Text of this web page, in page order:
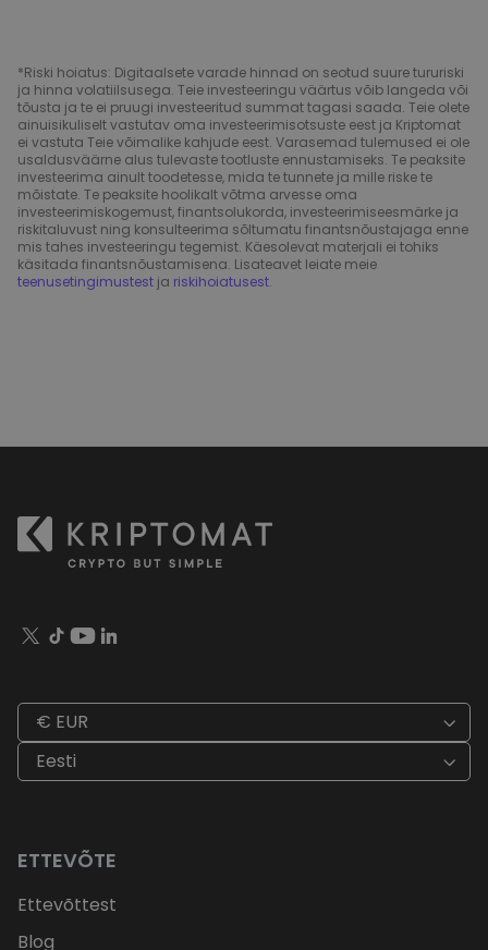
*Riski hoiatus: Digitaalsete varade hinnad on seotud suure tururiski
ja hinna volatiilsusega. Teie investeeringu väärtus võib langeda või
tõusta ja te ei pruugi investeeritud summat tagasi saada. Teie olete
ainuisikuliselt vastutav oma investeerimisotsuste eest ja Kriptomat
ei vastuta Teie võimalike kahjude eest. Varasemad tulemused ei ole
usaldusväärne alus tulevaste tootluste ennustamiseks. Te peaksite
investeerima ainult toodetesse, mida te tunnete ja mille riske te
mõistate. Te peaksite hoolikalt võtma arvesse oma
investeerimiskogemust, finantsolukorda, investeerimiseesmärke ja
riskitaluvust ning konsulteerima sõltumatu finantsnõustajaga enne
mis tahes investeeringu tegemist. Käesolevat materjali ei tohiks
käsitada finantsnõustamisena. Lisateavet leiate meie
teenusetingimustest ja riskihoiatusest.
€ EUR
Eesti
ETTEVÕTE
Ettevõttest
Blog